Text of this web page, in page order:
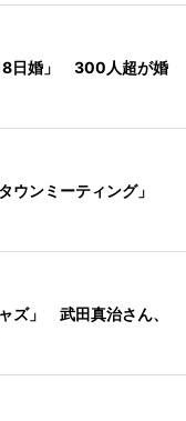
8日婚」 300人超が婚
ウンミーティング」
ズ」 武田真治さん、